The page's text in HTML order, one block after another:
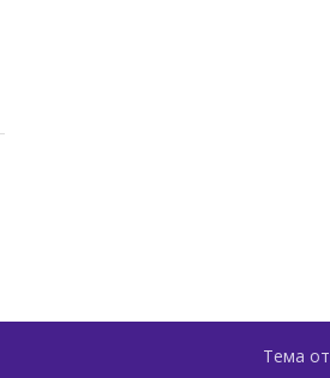
Тема от